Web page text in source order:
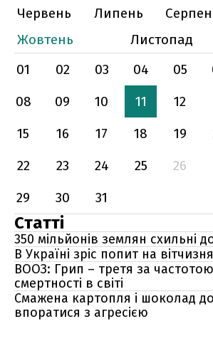
Червень
Липень
Жовтень
Листопад
01
02 03 04 05
08
09 10 11 12
15
16 17 18 19
22
23 24 25 26
29
30 31
Статті
350 мільйонів землян схильні
В Україні зріс попит на
ВООЗ: Грип – третя за
смертності в світі
Смажена картопля і шоколад
впоратися з агресією